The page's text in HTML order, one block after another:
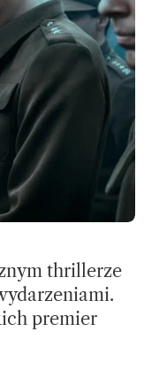
thrillerze
premier